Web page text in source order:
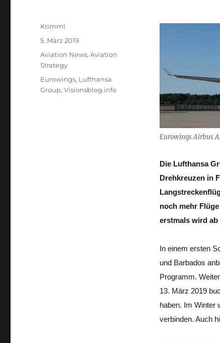
Eurowings Airbus
Die Lufthansa
Drehkreuzen in
noch mehr
erstmals wird ab
In einem ersten
und Barbados
Programm.
13. März 2019
haben. Im Winter
verbinden. Auch
Autor
Krimml
Veröffentlicht
am
5. März 2019
Kategorien
Aviation News,Aviation
Strategy
Schlagwörter
Eurowings, Lufthansa
Group,Visionsblog.info